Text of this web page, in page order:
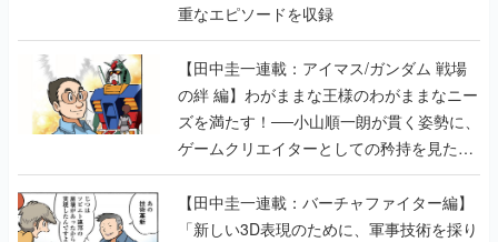
重なエピソードを収録
【田中圭一連載：アイマス/ガンダム 戦場
の絆 編】わがままな王様のわがままなニー
ズを満たす！──小山順一朗が貫く姿勢に、
ゲームクリエイターとしての矜持を見た
【若ゲのいたり最終回】
【田中圭一連載：バーチャファイター編】
「新しい3D表現のために、軍事技術を採り